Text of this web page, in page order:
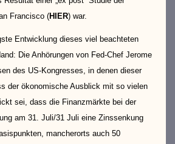
Francisco (HIER) war.
Entwicklung dieses viel beachteten
Die Anhörungen von Fed-Chef Jerome
des US-Kongresses, in denen dieser
der ökonomische Ausblick mit so vielen
sei, dass die Finanzmärkte bei der
am 31. Juli/31 Juli eine Zinssenkung
mancherorts auch 50